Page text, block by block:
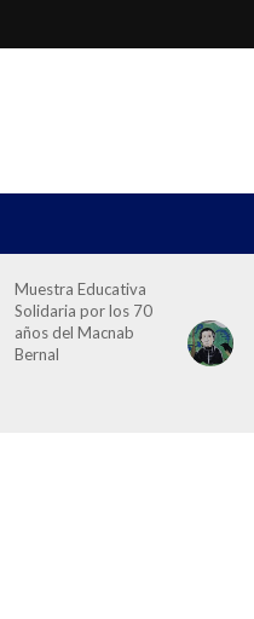
Muestra Educativa
Solidaria por los 70
años del Macnab
Bernal